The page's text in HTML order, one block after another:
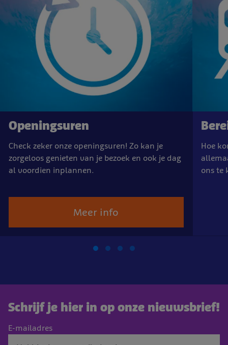
Openingsuren
Check zeker onze openingsuren! Zo kan je
zorgeloos genieten van je bezoek en ook je dag
al voordien inplannen.
Meer info
Hoe
ons te
Schrijf je hier in op onze nieuwsbrief!
E-mailadres